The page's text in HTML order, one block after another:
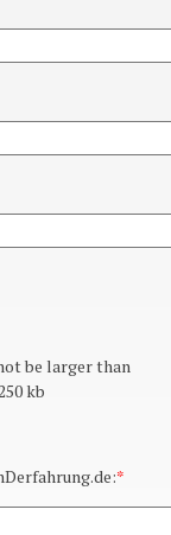
be larger than
kb
*